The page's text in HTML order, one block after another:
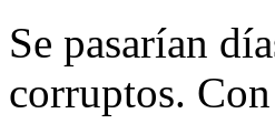
Se pasarían
corruptos.